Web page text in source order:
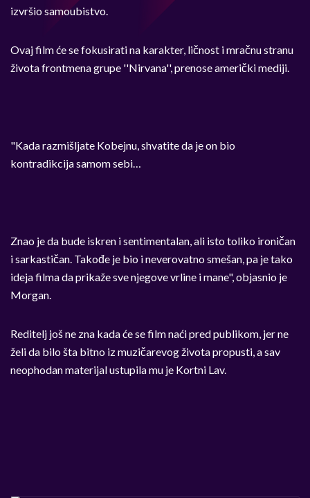
izvršio samoubistvo.
Ovaj film će se fokusirati na karakter, ličnost i mračnu stranu
života frontmena grupe ''Nirvana'', prenose američki mediji.
"Kada razmišljate Kobejnu, shvatite da je on bio
kontradikcija samom sebi…
Znao je da bude iskren i sentimentalan, ali isto toliko ironičan
i sarkastičan. Takođe je bio i neverovatno smešan, pa je tako
ideja filma da prikaže sve njegove vrline i mane", objasnio je
Morgan.
Reditelj još ne zna kada će se film naći pred publikom, jer ne
želi da bilo šta bitno iz muzičarevog života propusti, a sav
neophodan materijal ustupila mu je Kortni Lav.